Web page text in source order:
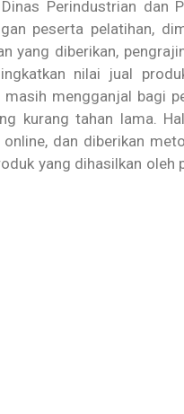
Perindustrian dan
peserta pelatihan,
yang diberikan,
nilai jual
mengganjal bagi
kurang tahan lama.
dan diberikan
yang dihasilkan